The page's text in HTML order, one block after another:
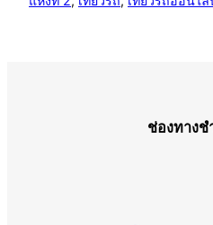
ช่องทางช